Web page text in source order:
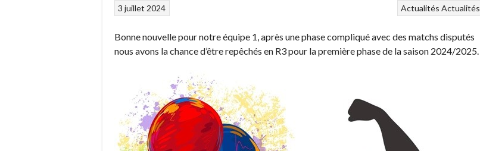
Actualités Actualités
3 juillet 2024
Bonne nouvelle pour notre équipe 1, après une phase compliqué avec des matchs disputés
nous avons la chance d’être repêchés en R3 pour la première phase de la saison 2024/2025.